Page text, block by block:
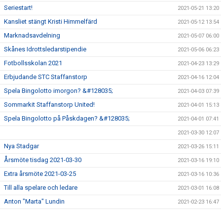
Seriestart! 2021-05-21 13:20
Kansliet stängt Kristi Himmelfärd 2021-05-12 13:54
Marknadsavdelning 2021-05-07 06:00
Skånes Idrottsledarstipendie 2021-05-06 06:23
Fotbollsskolan 2021 2021-04-23 13:29
Erbjudande STC Staffanstorp 2021-04-16 12:04
Spela Bingolotto imorgon? &#128035; 2021-04-03 07:39
Sommarkit Staffanstorp United! 2021-04-01 15:13
Spela Bingolotto på Påskdagen? &#128035; 2021-04-01 07:41
2021-03-30 12:07
Nya Stadgar 2021-03-26 15:11
Årsmöte tisdag 2021-03-30 2021-03-16 19:10
Extra årsmöte 2021-03-25 2021-03-16 10:36
Till alla spelare och ledare 2021-03-01 16:08
Anton "Marta" Lundin 2021-02-23 16:47